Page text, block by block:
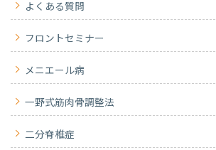
よくある質問
フロントセミナー
メニエール病
一野式筋肉骨調整法
二分脊椎症